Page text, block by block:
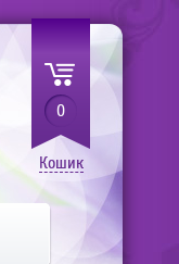
0
Кошик